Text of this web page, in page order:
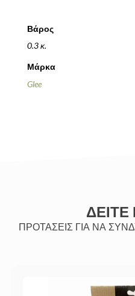
Βάρος
0.3 κ.
Μάρκα
Glee
ΔΕΙΤΕ
ΠΡΟΤΑΣΕΙΣ ΓΙΑ ΝΑ